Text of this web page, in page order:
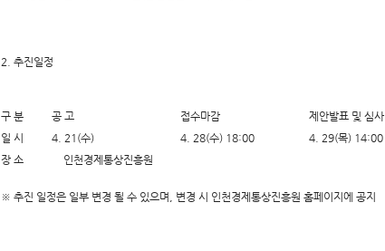
2. 추진일정
구 분 공 고 접수마감 제안발표 및 심사
일 시
4. 21(수) 4. 28(수) 18:00 4. 29(목) 14:00
장 소
인천경제통상진흥원
※ 추진 일정은 일부 변경 될 수 있으며, 변경 시 인천경제통상진흥원 홈페이지에 공지